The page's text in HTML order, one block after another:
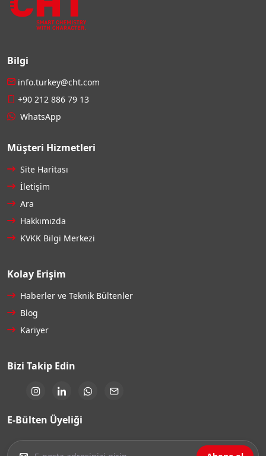
Bilgi
info.turkey@cht.com
+90 212 886 79 13
WhatsApp
Müşteri Hizmetleri
Site Haritası
İletişim
Ara
Hakkımızda
KVKK Bilgi Merkezi
Kolay Erişim
Haberler ve Teknik Bültenler
Blog
Kariyer
Bizi Takip Edin
E-Bülten Üyeliği